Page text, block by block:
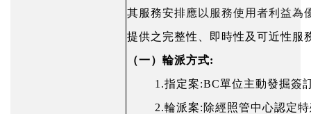
其服務安排應 以服務使用者利益為
提供之完整性、即時性及可近性服
（一） 輪派方式:
1.指定案:BC單位主動發掘簽
2.輪派案:除經照管中心認定